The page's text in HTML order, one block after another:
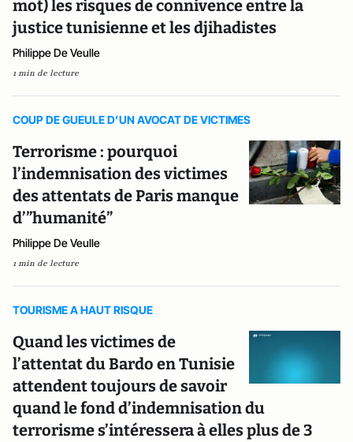
mot) les risques de connivence entre la
justice tunisienne et les djihadistes
Philippe De Veulle
1 min de lecture
COUP DE GUEULE D’UN AVOCAT DE VICTIMES
Terrorisme : pourquoi
l’indemnisation des victimes
des attentats de Paris manque
d’”humanité”
Philippe De Veulle
1 min de lecture
TOURISME A HAUT RISQUE
Quand les victimes de
l’attentat du Bardo en Tunisie
attendent toujours de savoir
quand le fond d’indemnisation du
terrorisme s’intéressera à elles plus de 3